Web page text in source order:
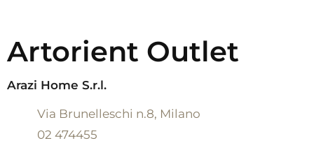
Artorient Outlet
Arazi Home S.r.l.
Via Brunelleschi n.8, Milano
02 474455